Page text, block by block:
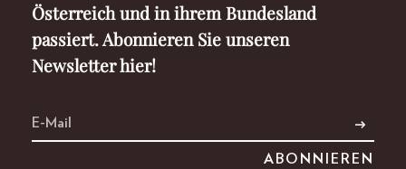
Österreich und in ihrem Bundesland
passiert. Abonnieren Sie unseren
Newsletter hier!